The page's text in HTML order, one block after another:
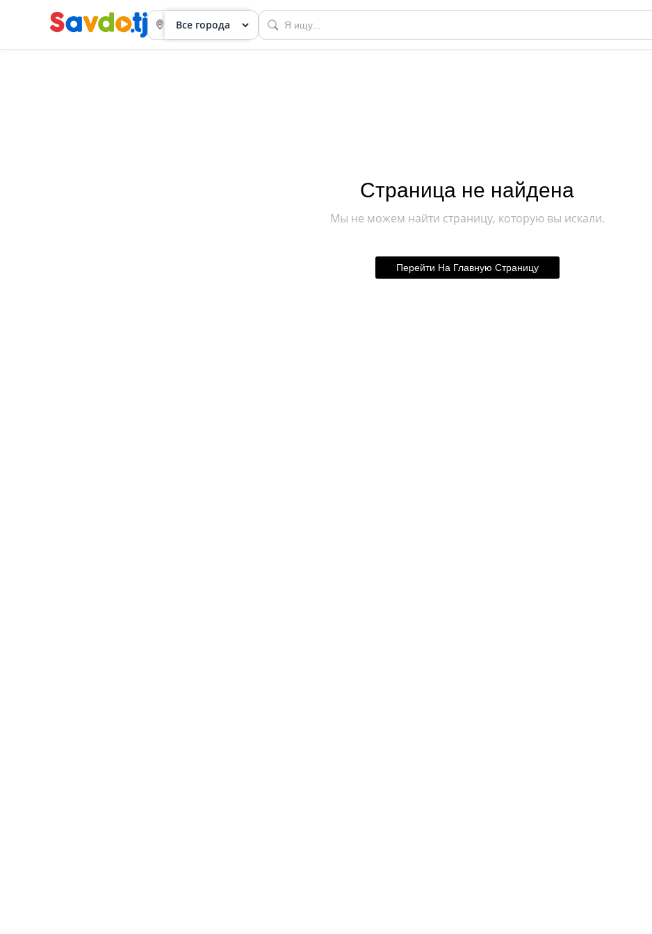
Страница не найдена
Мы не можем найти страницу, которую вы искали.
Перейти На Главную Страницу